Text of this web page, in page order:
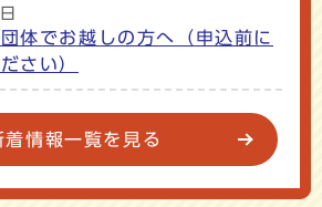
体でお越しの方へ（申込前に
さい）
着情報一覧を見る